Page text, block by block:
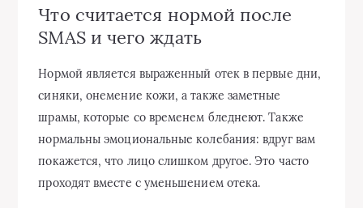
Что считается нормой после
SMAS и чего ждать
Нормой является выраженный отек в первые дни,
синяки, онемение кожи, а также заметные
шрамы, которые со временем бледнеют. Также
нормальны эмоциональные колебания: вдруг вам
покажется, что лицо слишком другое. Это часто
проходят вместе с уменьшением отека.